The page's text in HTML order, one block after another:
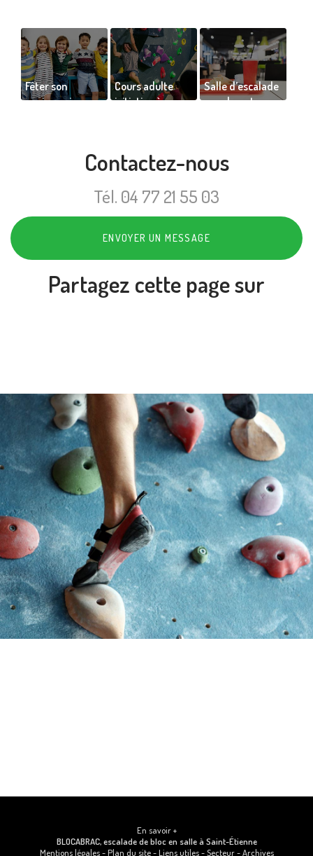
Fêter son
anniversaire
Saint-Etienne
Cours adulte
initiation à
Salle d’escalade
avec bar et
Contactez-nous
Tél. 04 77 21 55 03
ENVOYER UN MESSAGE
Partagez cette page sur
En savoir +
BLOCABRAC, escalade de bloc en salleà Saint-Étienne
Mentions légales-Plan du site-Liens utiles-Secteur-Archives